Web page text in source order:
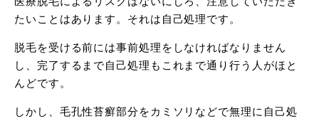
たいことはあります。それは自己処理です。
脱毛を受ける前には事前処理をしなければなりません
し、完了するまで自己処理もこれまで通り行う人がほと
んどです。
しかし、毛孔性苔癬部分をカミソリなどで無理に自己処